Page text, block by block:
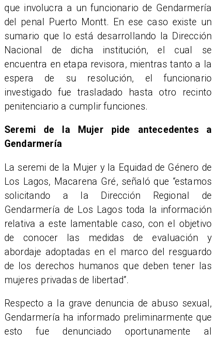
que involucra a un funcionario de Gendarmería
del penal Puerto Montt. En ese caso existe un
sumario que lo está desarrollando la Dirección
Nacional de dicha institución, el cual se
encuentra en etapa revisora, mientras tanto a la
espera de su resolución, el funcionario
investigado fue trasladado hasta otro recinto
penitenciario a cumplir funciones.
​Seremi de la Mujer pide antecedentes a
Gendarmería
​La seremi de la Mujer y la Equidad de Género de
Los Lagos, Macarena Gré, señaló que “estamos
solicitando a la Dirección Regional de
Gendarmería de Los Lagos toda la información
relativa a este lamentable caso, con el objetivo
de conocer las medidas de evaluación y
abordaje adoptadas en el marco del resguardo
de los derechos humanos que deben tener las
mujeres privadas de libertad”.
​Respecto a la grave denuncia de abuso sexual,
Gendarmería ha informado preliminarmente que
esto fue denunciado oportunamente al